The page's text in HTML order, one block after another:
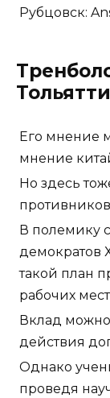
Рубцовск:
Тольятти
Его мнение
мнение
Но здесь
В полемику
демократов
такой план
рабочих
Вклад можно
действия
Однако
проведя